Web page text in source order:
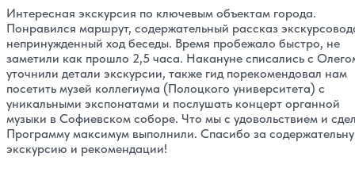
Интересная экскурсия по ключевым объектам города.
Понравился маршрут, содержательный рассказ
непринужденный ход беседы. Время пробежало быстро, не
заметили как прошло 2,5 часа. Накануне списались с
уточнили детали экскурсии, также гид порекомендовал нам
посетить музей коллегиума (Полоцкого университета) с
уникальными экспонатами и послушать концерт органной
музыки в Софиевском соборе. Что мы с удовольствием и
Программу максимум выполнили. Спасибо за
экскурсию и рекомендации!